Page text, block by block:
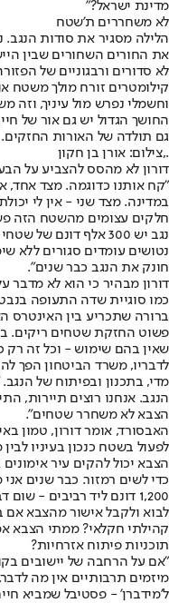
מדינת ישראל?"
לא משחררים ת'שטח
הלילה מסגיר את סודות הנגב.
את החורים השחורים שבין
לא סדורים ורבגוניים של
קילומטרים זורח מולך משטח
וחשמלי נפרש מול עיניך, וזה
החושך הגדול יש גם אור של
גם תולדה של האורות החזקים.
.,צילום: אורן בן חקון
דורון לא מהסס להצביע על
"קח אותנו כדוגמה. מצד אחד,
במדינה. מצד שני - אין לי
חלקים עצומים מהשטח הזה
נגב יש 300 אלף דונם
נטושים עומדים סגורים ללא
חונק את הנגב כבר שנים".
דורון מבהיר כי הוא לא מדבר
כמו סוגיית שדה התעופה
ברורה שתכריע בין האינטרס
פשוט החזקת שטחים ריקים.
שאין בהם שימוש - וכל זה רק
לדבריו, משרד הביטחון הפך
מדי, בתכנון ובפיתוח של
הנגב. אנחנו רוצים תיירות,
הצבא לא משחרר שטחים".
האבסורד, אומר דורון, טמון
לפעול בשטח כנכון בעיניו
הצבא יכול להקים עיר
כדי לשים רמזור. כבר שנים
1,200 דונם ליד רביבים -
לבוא ולקבל אישור מהצבא אם
קהילתי חקלאי? ממתי הצבא
תוכניות פיתוח אזרחיות?
"אם על הרחבה של יישובים
ל'מידברן' - פסטיבל שמביא